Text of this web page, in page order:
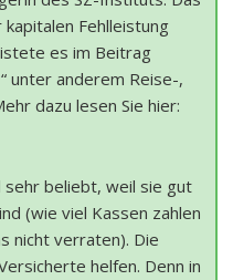
Fehlleistung
es im Beitrag
unter anderem Reise-,
dazu lesen Sie hier:
sehr beliebt, weil sie gut
(wie viel Kassen zahlen
nicht verraten). Die
helfen. Denn in